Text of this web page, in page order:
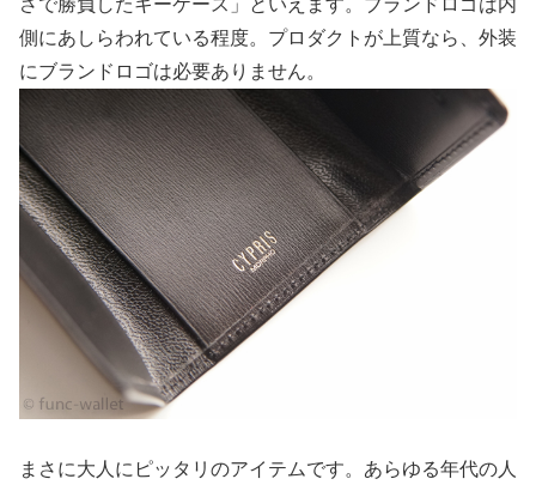
側にあしらわれている程度。プロダクトが上質なら、外装
にブランドロゴは必要ありません。
まさに大人にピッタリのアイテムです。あらゆる年代の人